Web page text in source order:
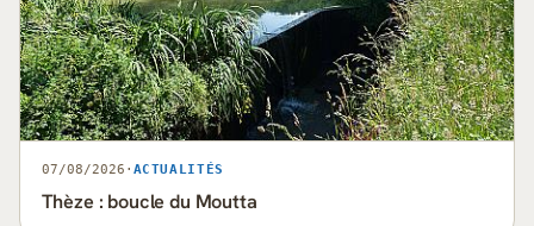
07/08/2026 · ACTUALITÉS
Thèze : boucle du Moutta